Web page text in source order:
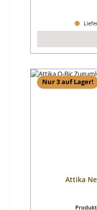
Nur 3 auf Lager!
Attika